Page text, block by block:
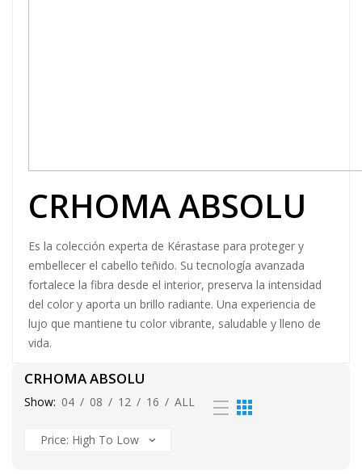
CRHOMA ABSOLU
Es la colección experta de Kérastase para proteger y
embellecer el cabello teñido. Su tecnología avanzada
fortalece la fibra desde el interior, preserva la intensidad
del color y aporta un brillo radiante. Una experiencia de
lujo que mantiene tu color vibrante, saludable y lleno de
vida.
CRHOMA ABSOLU
Show: 04 / 08 / 12 / 16 / ALL